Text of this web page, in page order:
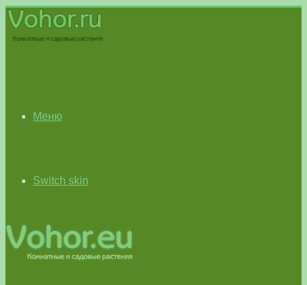
Меню
Switch skin